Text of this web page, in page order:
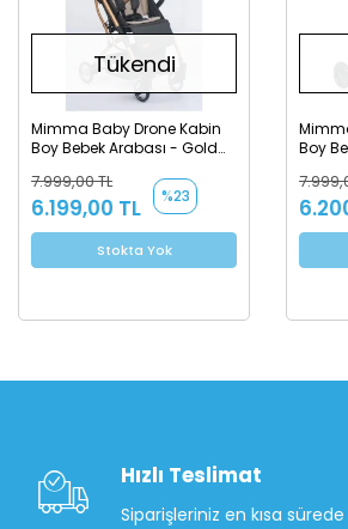
Tükendi
Mimma Baby Drone Kabin
Boy Bebek Arabası - Gold
7.999,00 TL
6.199,00 TL %23
Stokta Yok
Boy
Hızlı Teslimat
Siparişleriniz en kısa sürede